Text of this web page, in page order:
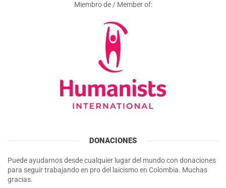
Miembro de / Member of:
DONACIONES
Puede ayudarnos desde cualquier lugar del mundo con donaciones
para seguir trabajando en pro del laicismo en Colombia. Muchas
gracias.